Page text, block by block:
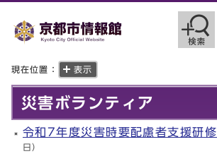
現在位置： 表示
災害ボランティア
令和7年度災害時要配慮者⽀援研修
日）